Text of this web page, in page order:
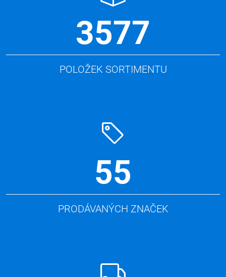
3577
POLOŽEK SORTIMENTU
55
PRODÁVANÝCH ZNAČEK